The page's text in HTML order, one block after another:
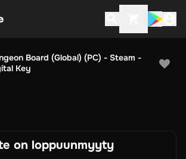
Board (Global) (PC) - Steam -
Key
on loppuunmyyty